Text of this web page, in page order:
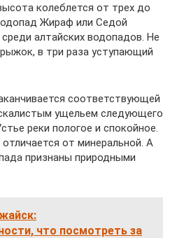
колеблется от трех до
Жираф или Седой
алтайских водопадов. Не
в три раза уступающий
соответствующей
ущельем следующего
реки пологое и спокойное.
от минеральной. А
признаны природными
что посмотреть за